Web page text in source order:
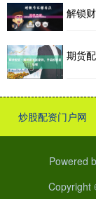
解锁
期货
炒股配资门户网
Powered
Copyright